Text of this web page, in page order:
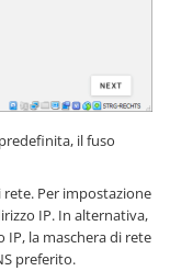
il fuso
Per impostazione
IP. In alternativa,
la maschera di rete
preferito.